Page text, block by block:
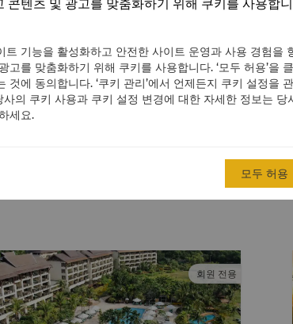
.
회원 전용
콘텐츠 및 광고를 맞춤화하기 위해 쿠키를 사용합니
트 기능을 활성화하고 안전한 사이트 운영과 사용 경험을
고를 맞춤화하기 위해 쿠키를 사용합니다. ‘모두 허용’을 클
것에 동의합니다. ‘쿠키 관리’에서 언제든지 쿠키 설정을 관
의 쿠키 사용과 쿠키 설정 변경에 대한 자세한 정보는 당
세요.
모두 허용